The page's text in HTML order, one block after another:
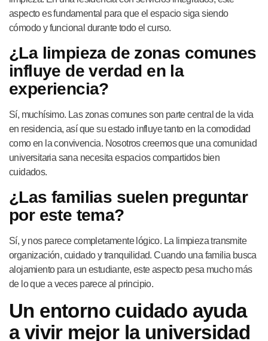
aspecto es fundamental para que el espacio siga siendo
cómodo y funcional durante todo el curso.
¿La limpieza de zonas comunes
influye de verdad en la
experiencia?
Sí, muchísimo. Las zonas comunes son parte central de la vida
en residencia, así que su estado influye tanto en la comodidad
como en la convivencia. Nosotros creemos que una comunidad
universitaria sana necesita espacios compartidos bien
cuidados.
¿Las familias suelen preguntar
por este tema?
Sí, y nos parece completamente lógico. La limpieza transmite
organización, cuidado y tranquilidad. Cuando una familia busca
alojamiento para un estudiante, este aspecto pesa mucho más
de lo que a veces parece al principio.
Un entorno cuidado ayuda
a vivir mejor la universidad